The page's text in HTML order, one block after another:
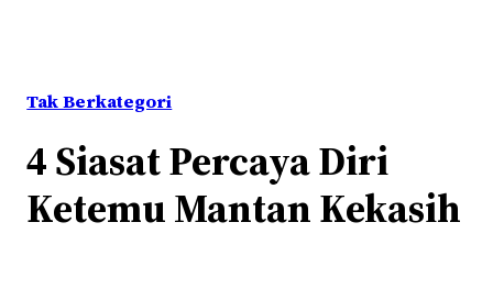
Tak Berkategori
4 Siasat Percaya Diri
Ketemu Mantan Kekasih